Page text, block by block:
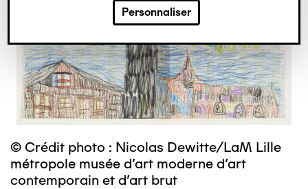
Personnaliser
© Crédit photo : Nicolas Dewitte/LaM Lille
métropole musée d’art moderne d’art
contemporain et d’art brut